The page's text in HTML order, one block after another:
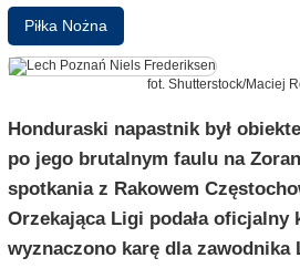
Piłka Nożna
fot. Shutterstock/Maciej
Honduraski napastnik był
po jego brutalnym faulu na
spotkania z Rakowem
Orzekająca Ligi podała
wyznaczono karę dla zawodnika